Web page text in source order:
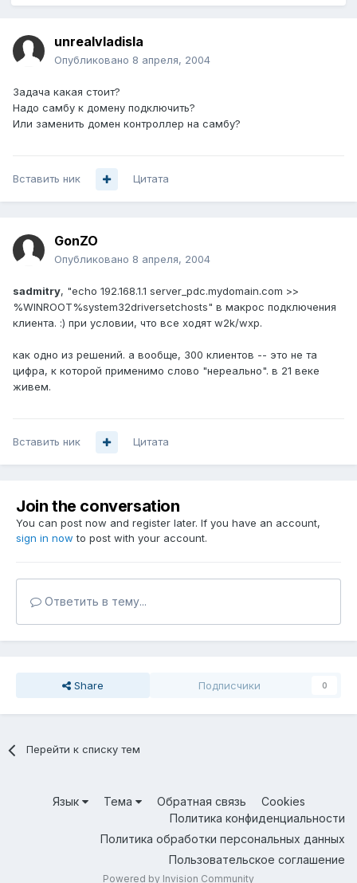
unrealvladisla
Опубликовано 8 апреля, 2004
Задача какая стоит?
Надо самбу к домену подключить?
Или заменить домен контроллер на самбу?
Вставить ник Цитата
GonZO
Опубликовано 8 апреля, 2004
sadmitry, "echo 192.168.1.1 server_pdc.mydomain.com >>
%WINROOT%system32driversetchosts" в макрос подключения
клиента. :) при условии, что все ходят w2k/wxp.
как одно из решений. а вообще, 300 клиентов -- это не та
цифра, к которой применимо слово "нереально". в 21 веке
живем.
Вставить ник Цитата
Join the conversation
You can post now and register later. If you have an account,
sign in now to post with your account.
Ответить в тему...
Share Подписчики 0
Перейти к списку тем
Язык Тема Обратная связь
Cookies
Политика конфиденциальности
Политика обработки персональных данных
Пользовательское соглашение
Powered by Invision Community